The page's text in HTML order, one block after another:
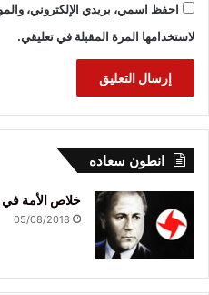
احفظ اسمي، بريدي الإلكتروني،
لاستخدامها المرة المقبلة في تعليقي.
انطون سعاده
خلاص الأمة في
05/08/2018